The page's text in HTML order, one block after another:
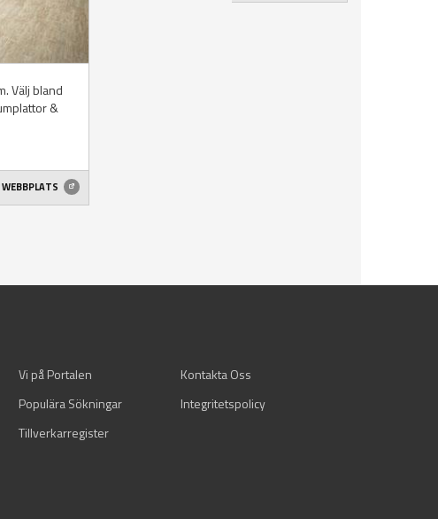
Välj bland
&
WEBBPLATS
Vi på Portalen
Kontakta Oss
Populära Sökningar
Integritetspolicy
Tillverkarregister